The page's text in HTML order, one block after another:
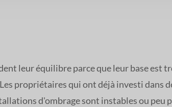
leur équilibre parce que leur base est
propriétaires qui ont déjà investi dans
d'ombrage sont instables ou peu